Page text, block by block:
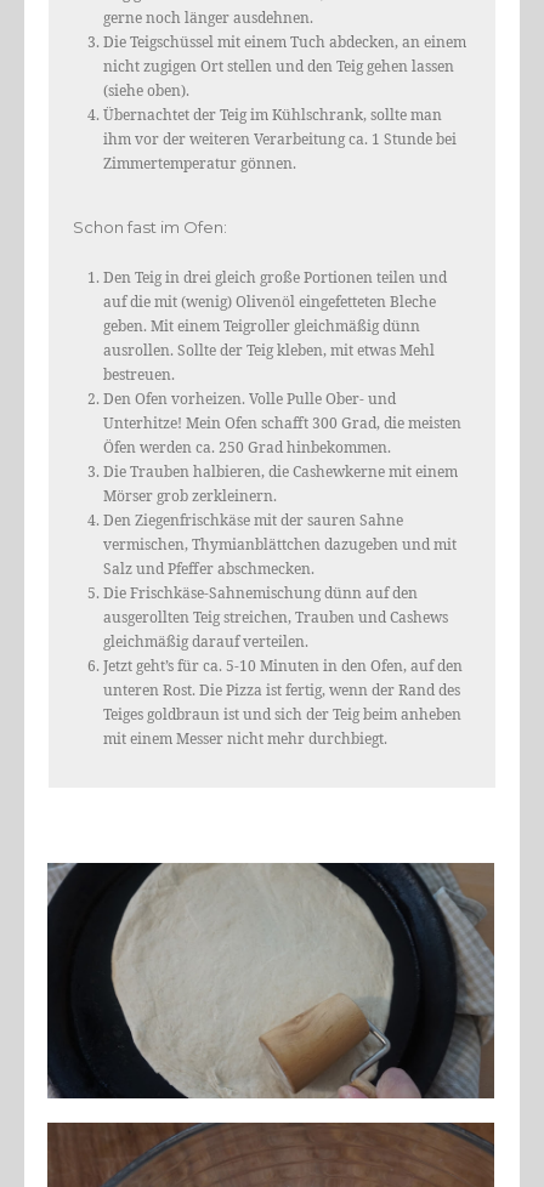
gerne noch länger ausdehnen.
Die Teigschüssel mit einem Tuch abdecken, an einem
nicht zugigen Ort stellen und den Teig gehen lassen
(siehe oben).
Übernachtet der Teig im Kühlschrank, sollte man
ihm vor der weiteren Verarbeitung ca. 1 Stunde bei
Zimmertemperatur gönnen.
Schon fast im Ofen:
Den Teig in drei gleich große Portionen teilen und
auf die mit (wenig) Olivenöl eingefetteten Bleche
geben. Mit einem Teigroller gleichmäßig dünn
ausrollen. Sollte der Teig kleben, mit etwas Mehl
bestreuen.
Den Ofen vorheizen. Volle Pulle Ober- und
Unterhitze! Mein Ofen schafft 300 Grad, die meisten
Öfen werden ca. 250 Grad hinbekommen.
Die Trauben halbieren, die Cashewkerne mit einem
Mörser grob zerkleinern.
Den Ziegenfrischkäse mit der sauren Sahne
vermischen, Thymianblättchen dazugeben und mit
Salz und Pfeffer abschmecken.
Die Frischkäse-Sahnemischung dünn auf den
ausgerollten Teig streichen, Trauben und Cashews
gleichmäßig darauf verteilen.
Jetzt geht’s für ca. 5-10 Minuten in den Ofen, auf den
unteren Rost. Die Pizza ist fertig, wenn der Rand des
Teiges goldbraun ist und sich der Teig beim anheben
mit einem Messer nicht mehr durchbiegt.